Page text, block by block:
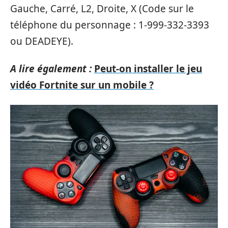
Gauche, Carré, L2, Droite, X (Code sur le
téléphone du personnage : 1-999-332-3393
ou DEADEYE).
A lire également : Peut-on installer le jeu
vidéo Fortnite sur un mobile ?